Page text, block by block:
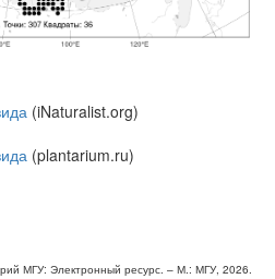
(iNaturalist.org)
(plantarium.ru)
МГУ: Электронный ресурс. – М.: МГУ, 2026.